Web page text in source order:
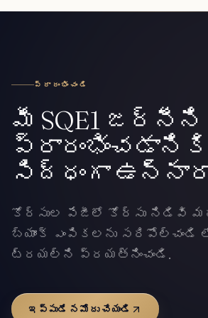
ప్రారంభించండి
మీ SQE1 జర్నీని
ప్రారంభించడానికి
సిద్ధంగా
కోర్సుల పేజీలో కోర్సు నిడివి
బ్యాంక్ ఎంపికలను సరిపోల్చండి
ట్రయల్‌ని ప్రయత్నించండి.
ఇప్పుడే నమోదు చేయండి